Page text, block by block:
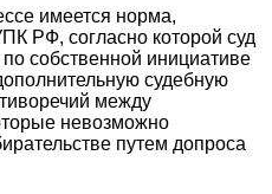
имеется норма,
РФ, согласно которой суд
собственной инициативе
судебную
между
невозможно
путем допроса